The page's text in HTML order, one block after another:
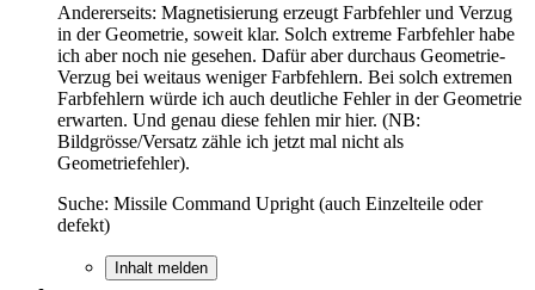
Andererseits: Magnetisierung erzeugt Farbfehler und Verzug
in der Geometrie, soweit klar. Solch extreme Farbfehler habe
ich aber noch nie gesehen. Dafür aber durchaus Geometrie-
Verzug bei weitaus weniger Farbfehlern. Bei solch extremen
Farbfehlern würde ich auch deutliche Fehler in der Geometrie
erwarten. Und genau diese fehlen mir hier. (NB:
Bildgrösse/Versatz zähle ich jetzt mal nicht als
Geometriefehler).
Suche: Missile Command Upright (auch Einzelteile oder
defekt)
Inhalt melden